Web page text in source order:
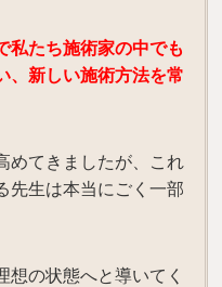
私たち施術家の中でも
、新しい施術方法を常
めてきましたが、これ
先生は本当にごく一部
想の状態へと導いてく